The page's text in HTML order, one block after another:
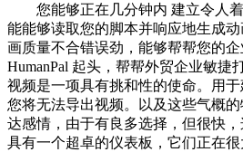
您能够正在几分钟内 建立令人着
能能够读取您的脚本并响应地生成
画质量不合错误劲，能够帮帮您的
HumanPal 起头，帮帮外贸企业敏捷
视频是一项具有挑和性的使命。用于
您将无法导出视频。以及这些气概
达感情，由于有良多选择，但很快
具有一个超卓的仪表板，它们正在很